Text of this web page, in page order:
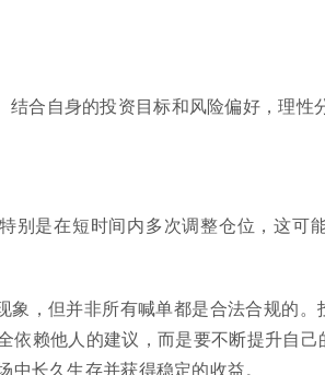
合自身的投资目标和风险偏好，理性
别是在短时间内多次调整仓位，这可
象，但并非所有喊单都是合法合规的
依赖他人的建议，而是要不断提升自
长久生存并获得稳定的收益。